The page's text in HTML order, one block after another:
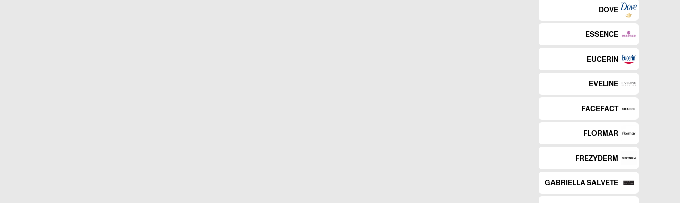
DOVE
ESSENCE
EUCERIN
EVELINE
FACEFACT
FLORMAR
FREZYDERM
GABRIELLA SALVETE